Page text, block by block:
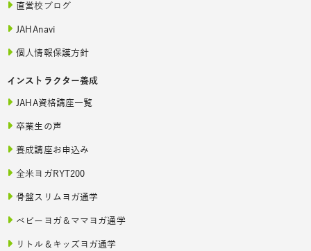
直営校ブログ
JAHAnavi
個人情報保護方針
インストラクター養成
JAHA資格講座一覧
卒業生の声
養成講座お申込み
全米ヨガRYT200
骨盤スリムヨガ通学
ベビーヨガ＆ママヨガ通学
リトル＆キッズヨガ通学